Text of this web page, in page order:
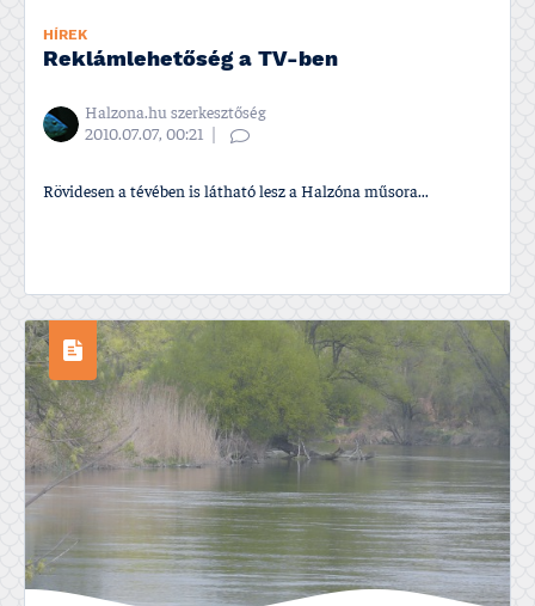
HÍREK
Reklámlehetőség a TV-ben
Halzona.hu szerkesztőség
2010.07.07, 00:21
Rövidesen a tévében is látható lesz a Halzóna műsora...